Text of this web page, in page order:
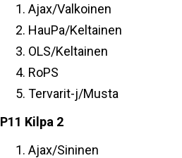
Ajax/Valkoinen
HauPa/Keltainen
OLS/Keltainen
RoPS
Tervarit-j/Musta
P11 Kilpa 2
Ajax/Sininen